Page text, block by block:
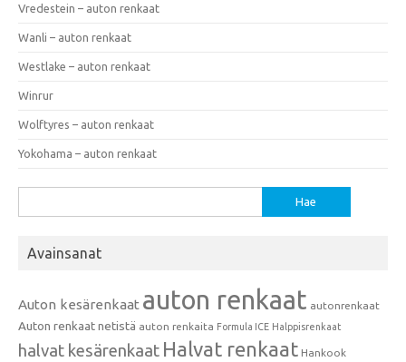
Vredestein – auton renkaat
Wanli – auton renkaat
Westlake – auton renkaat
Winrur
Wolftyres – auton renkaat
Yokohama – auton renkaat
Avainsanat
Auton kesärenkaat auton renkaat autonrenkaat
Auton renkaat netistä auton renkaita Formula ICE Halppisrenkaat
halvat kesärenkaat Halvat renkaat Hankook